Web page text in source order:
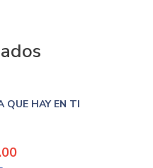
QUE HAY EN TI